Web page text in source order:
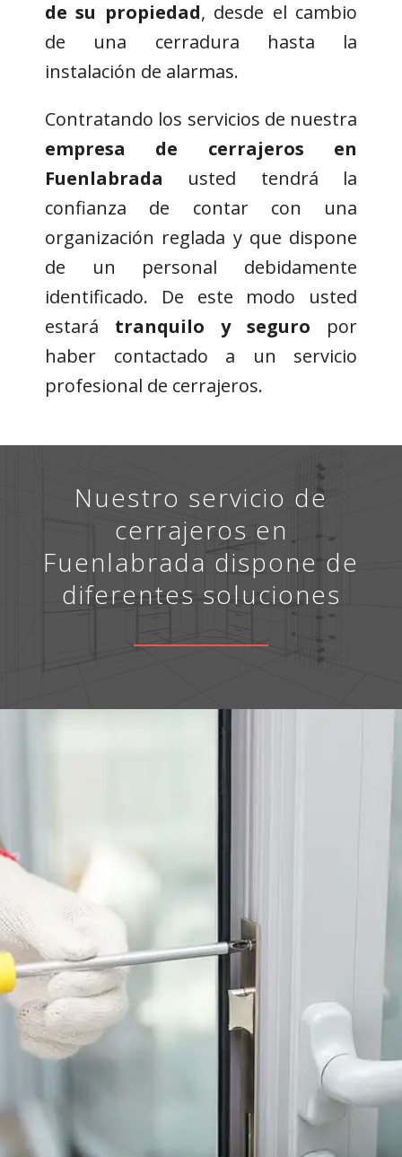
de su propiedad, desde el cambio
de una cerradura hasta la
instalación de alarmas.
Contratando los servicios de nuestra
empresa de cerrajeros en
Fuenlabrada usted tendrá la
confianza de contar con una
organización reglada y que dispone
de un personal debidamente
identificado. De este modo usted
estará tranquilo y seguro por
haber contactado a un servicio
profesional de cerrajeros.
Nuestro servicio de
cerrajeros en
Fuenlabrada dispone de
diferentes soluciones